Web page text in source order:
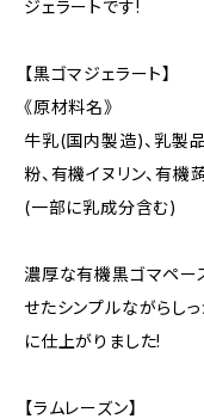
ジェラートです!
【黒ゴマジェラート】
《原材料名》
牛乳(国内製造)、乳製品
粉、有機イヌリン、有機
(一部に乳成分含む)
濃厚な有機黒ゴマペー
せたシンプルながらし
に仕上がりました!
【ラムレーズン】